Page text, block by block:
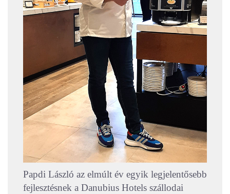
Papdi László az elmúlt év egyik legjelentősebb
fejlesztésnek a Danubius Hotels szállodai